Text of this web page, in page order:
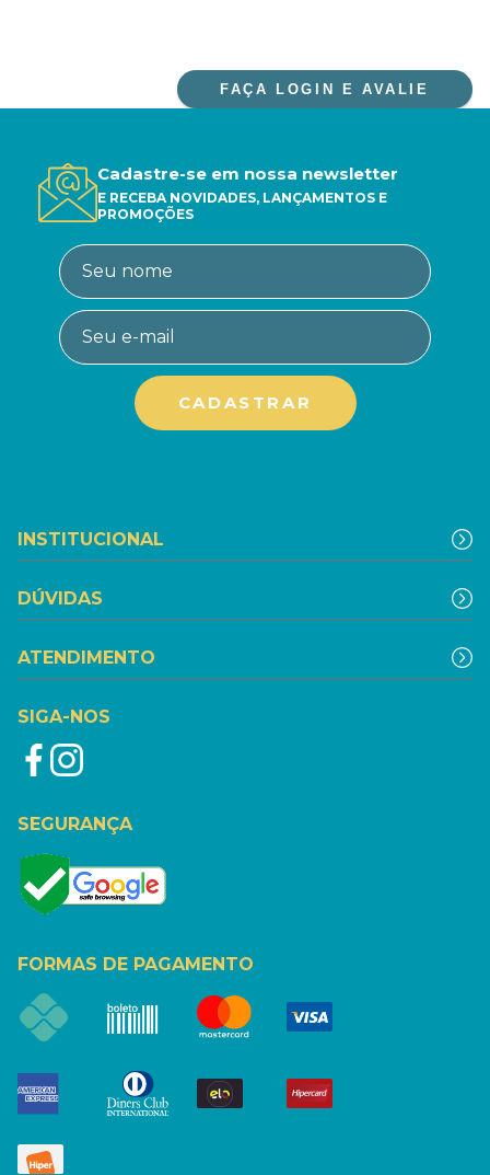
FAÇA LOGIN E AVALIE
Cadastre-se em nossa newsletter
E RECEBA NOVIDADES, LANÇAMENTOS E
PROMOÇÕES
INSTITUCIONAL
DÚVIDAS
ATENDIMENTO
SIGA-NOS
SEGURANÇA
FORMAS DE PAGAMENTO